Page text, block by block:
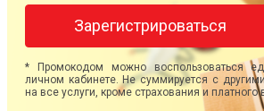
Зарегистрироваться
* Промокодом можно воспользоваться
личном кабинете. Не суммируется с
на все услуги, кроме страхования и платного